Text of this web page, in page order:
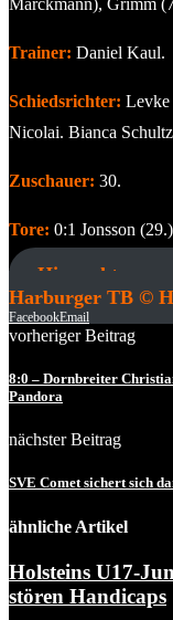
Trainer: Daniel Kaul.
Schiedsrichter: Levke
Nicolai. Bianca
Zuschauer: 30.
Tore: 0:1 Jonsson
Hier geht es
Harburger TB ©
FacebookEmail
vorheriger Beitrag
8:0 – Dornbreiter
Pandora
nächster Beitrag
SVE Comet sichert sich
ähnliche Artikel
Holsteins U17-
stören Handicaps